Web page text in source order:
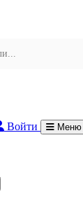
Войти Меню